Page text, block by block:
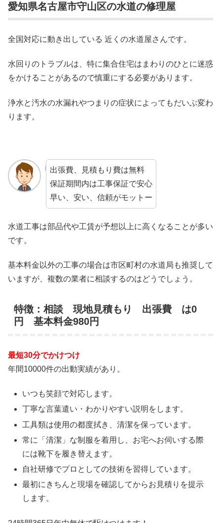
愛知県名古屋市守山区の水道の修理屋
全国対応に動き出している 近くの水道屋さんです。
水回りのトラブルは、特に集合住宅はまわりのひとに迷惑
をかけることがあるので慎重にする必要があります。
浄水と汚水の水漏れやつまりの症状によってもだいぶ変わ
ります。
出張費、見積もり費は無料
保証期間内は工事保証で安心
早い、安い、信頼がモットー
水道工事は部品代や工賃が予想以上に高くなることが多い
です。
基本料金以外の工事の場合は市区町村の水道局も推奨して
いますが、複数の業者に相談するのはどうでしょう。
特徴：相談 現地見積もり 出張費 は0
円 基本料金980円
最短30分でかけつけ
年間10000件の出動実績があり。
いつも笑顔で対応します。
丁寧な言葉遣い・わかりやすい説明をします。
工具類は使用の都度拭き、清潔を保っています。
常に「清潔」な制服を着用し、お宅へお伺いする際
には靴下を履き替えます。
自社研修でプロとしての技術を習得しています。
最初にきちんと現場を確認してからお見積りを提示
します。